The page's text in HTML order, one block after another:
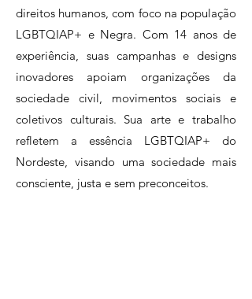
direitos humanos, com foco na população
LGBTQIAP+ e Negra. Com 14 anos de
experiência, suas campanhas e designs
inovadores apoiam organizações da
sociedade civil, movimentos sociais e
coletivos culturais. Sua arte e trabalho
refletem a essência LGBTQIAP+ do
Nordeste, visando uma sociedade mais
consciente, justa e sem preconceitos.